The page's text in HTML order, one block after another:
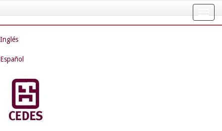
navigation
Inglés
Español